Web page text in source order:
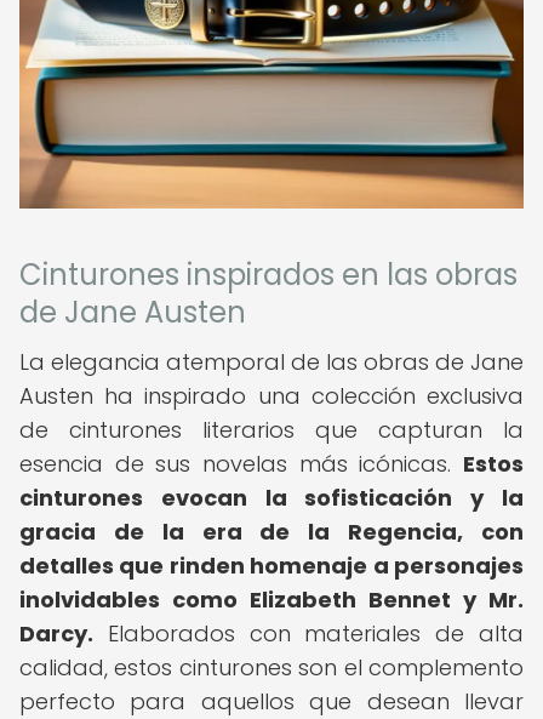
Cinturones inspirados en las obras
de Jane Austen
La elegancia atemporal de las obras de Jane
Austen ha inspirado una colección exclusiva
de cinturones literarios que capturan la
esencia de sus novelas más icónicas. Estos
cinturones evocan la sofisticación y la
gracia de la era de la Regencia, con
detalles que rinden homenaje a personajes
inolvidables como Elizabeth Bennet y Mr.
Darcy. Elaborados con materiales de alta
calidad, estos cinturones son el complemento
perfecto para aquellos que desean llevar